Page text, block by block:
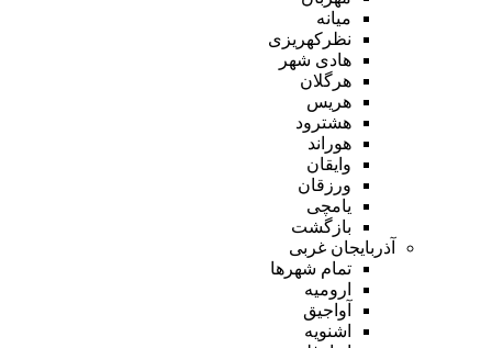
میانه
نظرکهریزی
هادی شهر
هرگلان
هریس
هشترود
هوراند
وایقان
ورزقان
یامچی
بازگشت
آذربایجان غربی
تمام شهر‌ها
ارومیه
آواجیق
اشنویه